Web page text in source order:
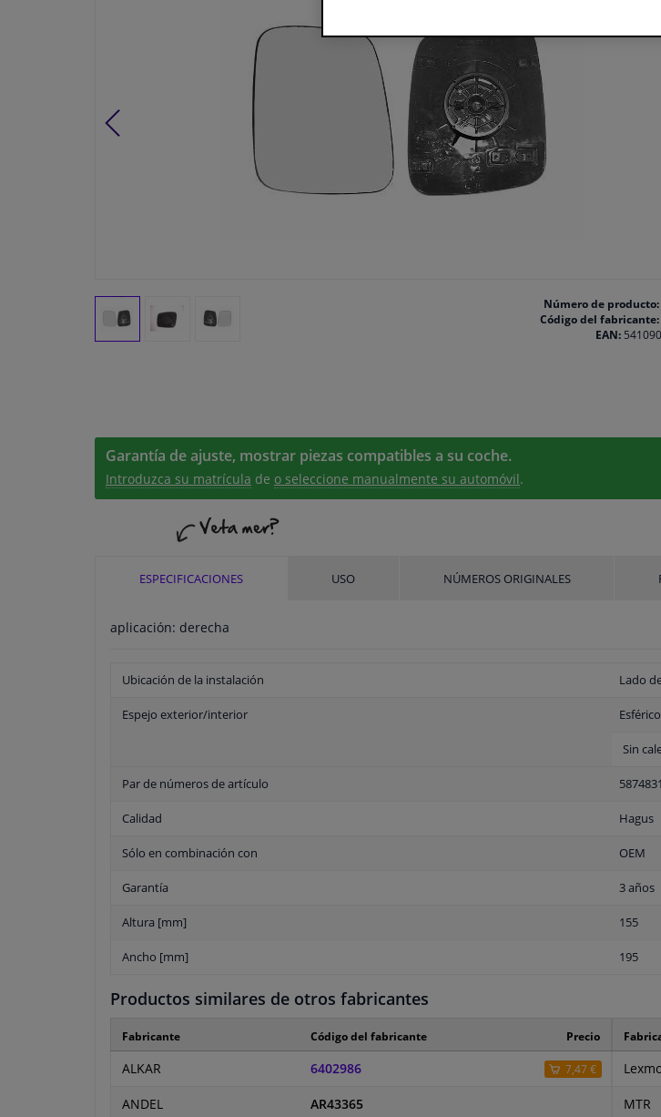
Número de producto:
Código del fabricante:
EAN:
Garantía de ajuste, mostrar piezas compatibles a su coche.
Introduzca su matrícula de o seleccione manualmente su automóvil.
ESPECIFICACIONES USO NÚMEROS ORIGINALES
aplicación: derecha
Ubicación de la instalación Lado
Espejo exterior/interior Esférico
Sin
Par de números de artículo 5874831
Calidad Hagus
Sólo en combinación con OEM
Garantía 3 años
Altura [mm] 155
Ancho [mm] 195
Productos similares de otros fabricantes
Fabricante Código del fabricante Precio
ALKAR 6402986 7,47 €
ANDEL AR43365 MTR